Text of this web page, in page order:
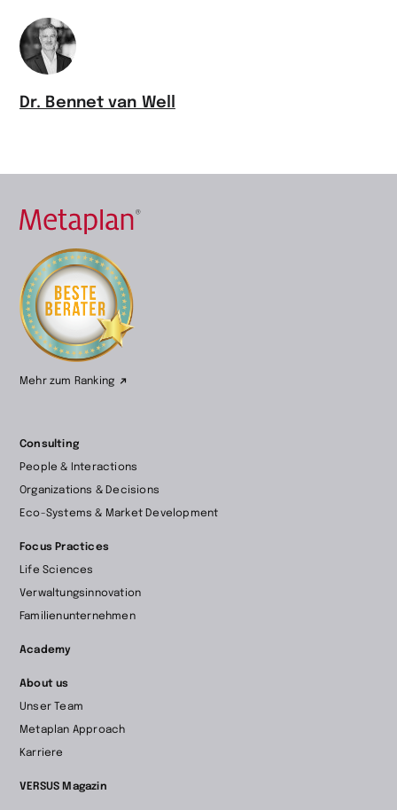
Dr. Bennet van Well
Startseite
wechseln
Mehr zum Ranking
Consulting
People & Interactions
Organizations & Decisions
Eco-Systems & Market Development
Focus Practices
Life Sciences
Verwaltungsinnovation
Familienunternehmen
Academy
About us
Unser Team
Metaplan Approach
Karriere
VERSUS Magazin